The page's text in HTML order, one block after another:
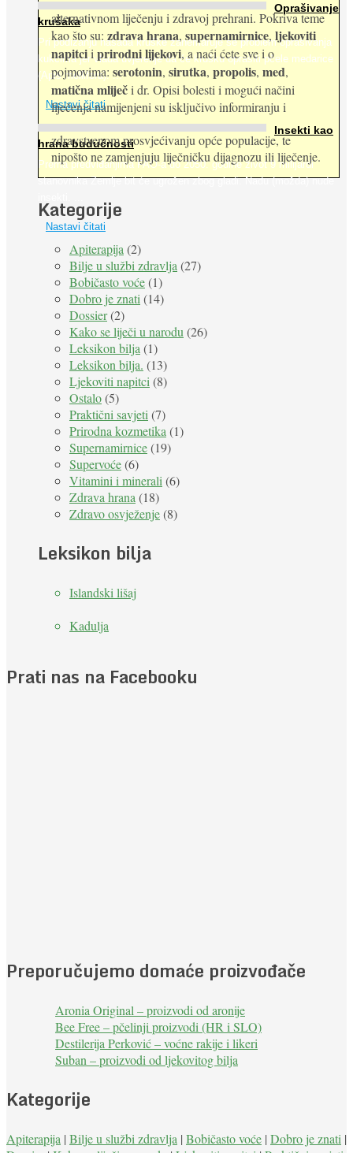
Oprašivanje
krušaka
Pri podizanju nasada kruške zanemaruje se problem oprašivanja
kukcima jer vlada uvjerenje da će krušku oprašiti pčele medarice
(Apis mellifera). ...
Nastavi čitati
Insekti kao
hrana budućnosti
Prema predviđanjima FAO-a do 2050. godine život 9 milijardi
stanovnika Zemlje bit će ugrožen zbog gladi. Nadu (možda) nude
Nastavi čitati
alternativnom liječenju i zdravoj prehrani. Pokriva teme
kao što su: zdrava hrana, supernamirnice, ljekoviti
napitciiprirodni lijekovi, a naći ćete sve i o
pojmovima: serotonin, sirutka, propolis, med,
matična mliječi dr. Opisi bolesti i mogući načini
liječenja namijenjeni su isključivo informiranju i
zdravstvenom prosvjećivanju opće populacije, te
nipošto ne zamjenjuju liječničku dijagnozu ili liječenje.
Kategorije
Apiterapija (2)
Bilje u službi zdravlja (27)
Bobičasto voće(1)
Dobro je znati (14)
Dossier(2)
Kako se liječi u narodu (26)
Leksikon bilja (1)
Leksikon bilja. (13)
Ljekoviti napitci (8)
Ostalo(5)
Praktični savjeti (7)
Prirodna kozmetika (1)
Supernamirnice(19)
Supervoće(6)
Vitamini i minerali (6)
Zdrava hrana (18)
Zdravo osvježenje(8)
Leksikon bilja
Islandski lišaj
Kadulja
Prati nas na Facebooku
Preporučujemo domaće proizvođače
Aronia Original – proizvodi od aronije
Bee Free – pčelinji proizvodi (HR i SLO)
Destilerija Perković – voćne rakije i likeri
Suban – proizvodi od ljekovitog bilja
Kategorije
Apiterapija | Bilje u službi zdravlja | Bobičasto voće | Dobro je znati |